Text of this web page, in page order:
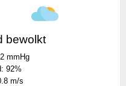
bewolkt
mmHg
92%
m/s